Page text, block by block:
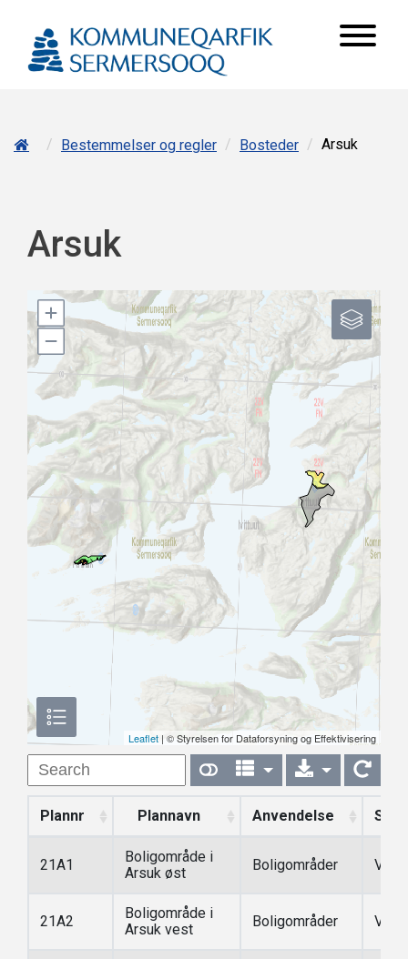
/ Bestemmelser og regler / Bosteder / Arsuk
Arsuk
Leaflet | © Styrelsen for Dataforsyning og Effektivisering
Plannr Plannavn Anvendelse
21A1
Boligområde i
Arsuk øst
Boligområder
21A2
Boligområde i
Arsuk vest
Boligområder